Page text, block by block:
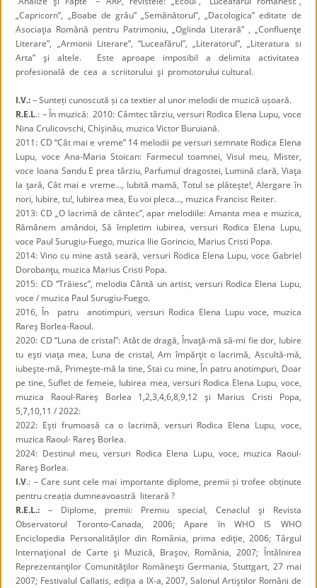
„Capricorn”, „Boabe de grâu” „Semănătorul”, „Dacologica” editate de
Asociaţia Română pentru Patrimoniu, „Oglinda Literară” , „Confluenţe
Literare”, „Armonii Literare”, “Luceafărul”, „Literatorul”, „Literatura si
Arta” şi altele. Este aproape imposibil a delimita activitatea
profesională de cea a scriitorului şi promotorului cultural.
I.V.:– Sunteți cunoscută și ca textier al unor melodii de muzică ușoară.
R.E.L.: – În muzică: 2010: Câmtec târziu, versuri Rodica Elena Lupu, voce
Nina Crulicovschi, Chişinău, muzica Victor Buruiană.
2011: CD “Cât mai e vreme” 14 melodii pe versuri semnate Rodica Elena
Lupu, voce Ana-Maria Stoican: Farmecul toamnei, Visul meu, Mister,
voce Ioana Sandu E prea târziu, Parfumul dragostei, Lumină clară, Viaţa
la ţară, Cât mai e vreme…, Iubită mamă, Totul se plăteşte!, Alergare în
nori, Iubire, tu!, Iubirea mea, Eu voi pleca…, muzica Francisc Reiter.
2013: CD „O lacrimă de cântec”, apar melodiile: Amanta mea e muzica,
Rămânem amândoi, Să împletim iubirea, versuri Rodica Elena Lupu,
voce Paul Surugiu-Fuego, muzica Ilie Gorincio, Marius Cristi Popa.
2014: Vino cu mine astă seară, versuri Rodica Elena Lupu, voce Gabriel
Dorobanţu, muzica Marius Cristi Popa.
2015: CD “Trăiesc”, melodia Cântă un artist, versuri Rodica Elena Lupu,
voce / muzica Paul Surugiu-Fuego.
2016, În patru anotimpuri, versuri Rodica Elena Lupu voce, muzica
Rareş Borlea-Raoul.
2020: CD “Luna de cristal”: Atât de dragă, Învaţă-mă să-mi fie dor, Iubire
tu eşti viaţa mea, Luna de cristal, Am împărţit o lacrimă, Ascultă-mă,
iubeşte-mă, Primeşte-mă la tine, Stai cu mine, În patru anotimpuri, Doar
pe tine, Suflet de femeie, Iubirea mea, versuri Rodica Elena Lupu, voce,
muzica Raoul-Rareş Borlea 1,2,3,4,6,8,9,12 şi Marius Cristi Popa,
5,7,10,11 / 2022:
2022: Eşti frumoasă ca o lacrimă, versuri Rodica Elena Lupu, voce,
muzica Raoul- Rareş Borlea.
2024: Destinul meu, versuri Rodica Elena Lupu, voce, muzica Raoul-
Rareş Borlea.
I.V.: – Care sunt cele mai importante diplome, premii și trofee obținute
pentru creația dumneavoastră literară ?
R.E.L.: – Diplome, premii: Premiu special, Cenaclul şi Revista
Observatorul Toronto-Canada, 2006; Apare în WHO IS WHO
Enciclopedia Personalităţilor din România, prima ediţie, 2006; Târgul
Internaţional de Carte şi Muzică, Braşov, România, 2007; Întâlnirea
Reprezentanţilor Comunităţilor Româneşti Germania, Stuttgart, 27 mai
2007; Festivalul Callatis, ediţia a IX-a, 2007, Salonul Artiştilor Români de